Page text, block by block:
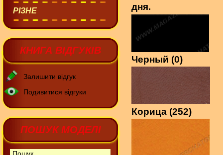
РІЗНЕ
КНИГА ВІДГУКІВ
Залишити відгук
Подивитися відгуки
ПОШУК МОДЕЛІ
дня.
Черный (0)
Корица (252)